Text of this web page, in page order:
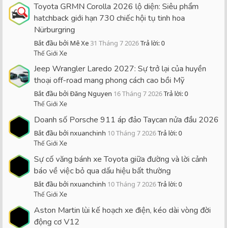
Toyota GRMN Corolla 2026 lộ diện: Siêu phẩm
hatchback giới hạn 730 chiếc hội tụ tinh hoa
Nürburgring
Bắt đầu bởi Mê Xe 31 Tháng 7 2026Trả lời: 0
Thế Giới Xe
Jeep Wrangler Laredo 2027: Sự trở lại của huyền
thoại off-road mang phong cách cao bồi Mỹ
Bắt đầu bởi Đăng Nguyen 16 Tháng 7 2026Trả lời: 0
Thế Giới Xe
Doanh số Porsche 911 áp đảo Taycan nửa đầu 2026
Bắt đầu bởi nxuanchinh 10 Tháng 7 2026Trả lời: 0
Thế Giới Xe
Sự cố văng bánh xe Toyota giữa đường và lời cảnh
báo về việc bỏ qua dấu hiệu bất thường
Bắt đầu bởi nxuanchinh 10 Tháng 7 2026Trả lời: 0
Thế Giới Xe
Aston Martin lùi kế hoạch xe điện, kéo dài vòng đời
động cơ V12